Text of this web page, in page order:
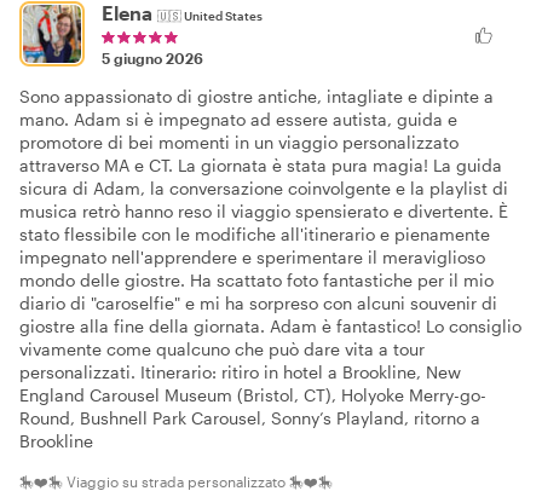
Elena 🇺🇸United States
5 giugno 2026
Sono appassionato di giostre antiche, intagliate e dipinte a
mano. Adam si è impegnato ad essere autista, guida e
promotore di bei momenti in un viaggio personalizzato
attraverso MA e CT. La giornata è stata pura magia! La guida
sicura di Adam, la conversazione coinvolgente e la playlist di
musica retrò hanno reso il viaggio spensierato e divertente. È
stato flessibile con le modifiche all'itinerario e pienamente
impegnato nell'apprendere e sperimentare il meraviglioso
mondo delle giostre. Ha scattato foto fantastiche per il mio
diario di "caroselfie" e mi ha sorpreso con alcuni souvenir di
giostre alla fine della giornata. Adam è fantastico! Lo consiglio
vivamente come qualcuno che può dare vita a tour
personalizzati. Itinerario: ritiro in hotel a Brookline, New
England Carousel Museum (Bristol, CT), Holyoke Merry-go-
Round, Bushnell Park Carousel, Sonny’s Playland, ritorno a
Brookline
🎠❤️🎠 Viaggio su strada personalizzato 🎠❤️🎠